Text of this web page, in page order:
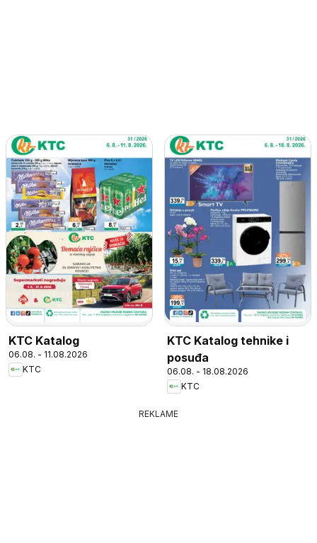
KTC Katalog
06.08. - 11.08.2026
KTC
KTC Katalog tehnike i
posuđa
06.08. - 18.08.2026
KTC
REKLAME